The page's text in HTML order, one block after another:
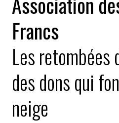
Francs
Les
des dons qui
neige